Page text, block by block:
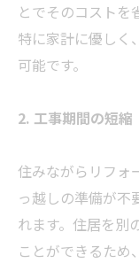
とでそのコストを
特に家計に優しく
可能です。
2. 工事期間の短縮
住みながらリフォ
っ越しの準備が不
れます。住居を別
ことができるため